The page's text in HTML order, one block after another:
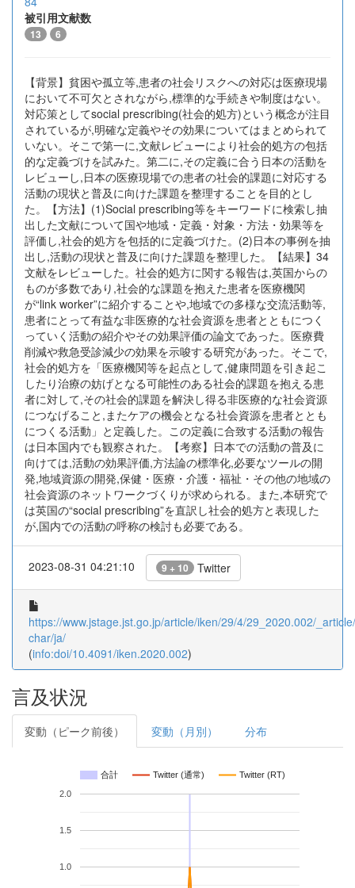
被引用文献数
13 6
【背景】貧困や孤立等,患者の社会リスクへの対応は医療現場
において不可欠とされながら,標準的な手続きや制度はない。
対応策としてsocial prescribing(社会的処方)という概念が注目
されているが,明確な定義やその効果についてはまとめられて
いない。そこで第一に,文献レビューにより社会的処方の包括
的な定義づけを試みた。第二に,その定義に合う日本の活動を
レビューし,日本の医療現場での患者の社会的課題に対応する
活動の現状と普及に向けた課題を整理することを目的とし
た。【方法】(1)Social prescribing等をキーワードに検索し抽
出した文献について国や地域・定義・対象・方法・効果等を
評価し,社会的処方を包括的に定義づけた。(2)日本の事例を抽
出し,活動の現状と普及に向けた課題を整理した。【結果】34
文献をレビューした。社会的処方に関する報告は,英国からの
ものが多数であり,社会的な課題を抱えた患者を医療機関
が“link worker”に紹介することや,地域での多様な交流活動等,
患者にとって有益な非医療的な社会資源を患者とともにつく
っていく活動の紹介やその効果評価の論文であった。医療費
削減や救急受診減少の効果を示唆する研究があった。そこで,
社会的処方を「医療機関等を起点として,健康問題を引き起こ
したり治療の妨げとなる可能性のある社会的課題を抱える患
者に対して,その社会的課題を解決し得る非医療的な社会資源
につなげること,またケアの機会となる社会資源を患者ととも
につくる活動」と定義した。この定義に合致する活動の報告
は日本国内でも観察された。【考察】日本での活動の普及に
向けては,活動の効果評価,方法論の標準化,必要なツールの開
発,地域資源の開発,保健・医療・介護・福祉・その他の地域の
社会資源のネットワークづくりが求められる。また,本研究で
は英国の“social prescribing”を直訳し社会的処方と表現した
が,国内での活動の呼称の検討も必要である。
2023-08-31 04:21:10 9 + 10 Twitter
https://www.jstage.jst.go.jp/article/iken/29/4/29_2020.002/
char/ja/
(info:doi/10.4091/iken.2020.002)
言及状況
変動（ピーク前後） 変動（月別） 分布
合計 Twitter (通常) Twitter (RT)
1.0
1.5
2.0